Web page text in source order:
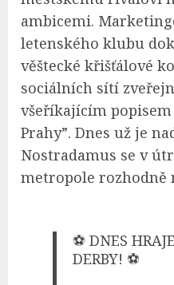
ambicemi.
letenského klubu
věštecké křišťálové
sociálních sítí
všeříkajícím popisem
Prahy”. Dnes už je
Nostradamus se v
metropole rozhodně
⚽ DNES
DERBY! ⚽